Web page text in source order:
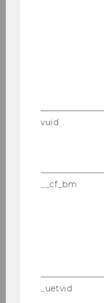
Die 28. und 29.
Ge­sell­schaft –
Vie­len" mit INEQ
vuid
__cf_bm
_uetvid